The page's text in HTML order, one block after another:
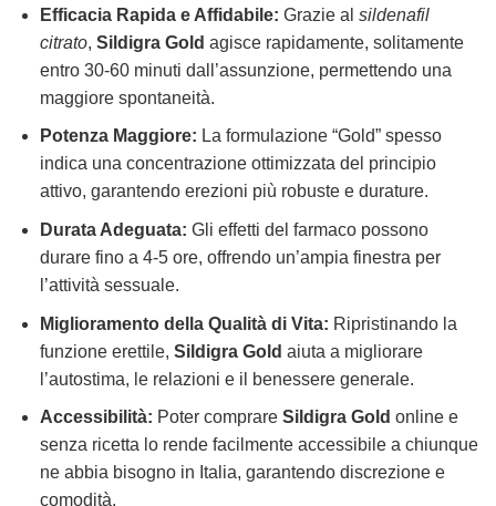
Efficacia Rapida e Affidabile: Grazie al sildenafil
citrato, Sildigra Gold agisce rapidamente, solitamente
entro 30-60 minuti dall’assunzione, permettendo una
maggiore spontaneità.
Potenza Maggiore: La formulazione “Gold” spesso
indica una concentrazione ottimizzata del principio
attivo, garantendo erezioni più robuste e durature.
Durata Adeguata: Gli effetti del farmaco possono
durare fino a 4-5 ore, offrendo un’ampia finestra per
l’attività sessuale.
Miglioramento della Qualità di Vita: Ripristinando la
funzione erettile, Sildigra Gold aiuta a migliorare
l’autostima, le relazioni e il benessere generale.
Accessibilità: Poter comprare Sildigra Gold online e
senza ricetta lo rende facilmente accessibile a chiunque
ne abbia bisogno in Italia, garantendo discrezione e
comodità.